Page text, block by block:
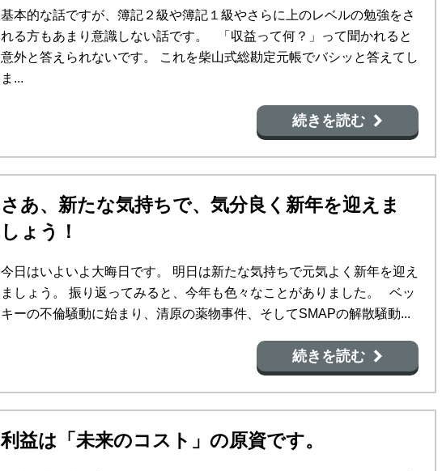
基本的な話ですが、簿記２級や簿記１級やさらに上のレベルの勉強をさ
れる方もあまり意識しない話です。 「収益って何？」って聞かれると
意外と答えられないです。 これを柴山式総勘定元帳でバシッと答えてし
ま...
続きを読む
さあ、新たな気持ちで、気分良く新年を迎えま
しょう！
今日はいよいよ大晦日です。 明日は新たな気持ちで元気よく新年を迎え
ましょう。 振り返ってみると、今年も色々なことがありました。 ベッ
キーの不倫騒動に始まり、清原の薬物事件、そしてSMAPの解散騒動...
続きを読む
利益は「未来のコスト」の原資です。